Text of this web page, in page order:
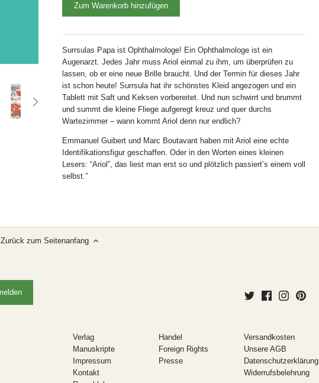
Zum Warenkorb hinzufügen
Surrsulas Papa ist Ophthalmologe! Ein Ophthalmologe ist ein
Augenarzt. Jedes Jahr muss Ariol einmal zu ihm, um überprüfen zu
lassen, ob er eine neue Brille braucht. Und der Termin für dieses Jahr
ist schon heute! Surrsula hat ihr schönstes Kleid angezogen und ein
Tablett mit Saft und Keksen vorbereitet. Und nun schwirrt und brummt
und summt die kleine Fliege aufgeregt kreuz und quer durchs
Wartezimmer – wann kommt Ariol denn nur endlich?
Emmanuel Guibert und Marc Boutavant haben mit Ariol eine echte
Identifikationsfigur geschaffen. Oder in den Worten eines kleinen
Lesers: “Ariol”, das liest man erst so und plötzlich passiert’s einem voll
selbst.”
Zurück zum Seitenanfang
Verlag
Manuskripte
Impressum
Kontakt
Handel
Foreign Rights
Presse
Versandkosten
Unsere AGB
Datenschutzerklärung
Widerrufsbelehrung